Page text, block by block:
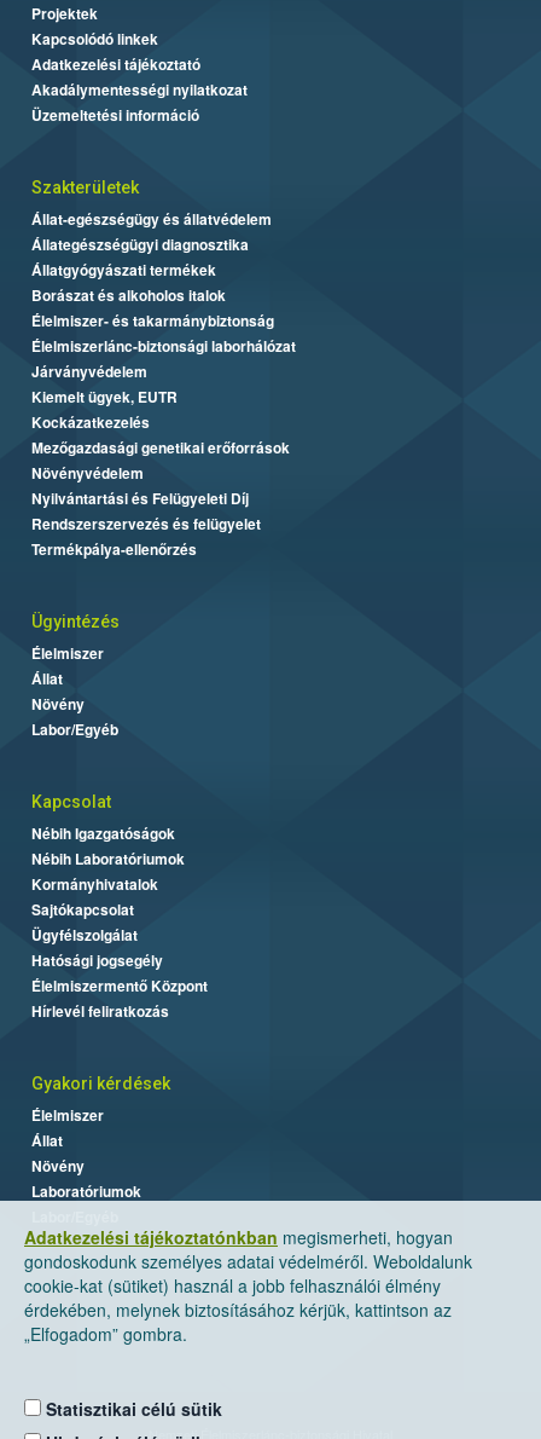
Adatkezelési tájékoztatónkban megismerheti, hogyan
gondoskodunk személyes adatai védelméről. Weboldalunk
cookie-kat (sütiket) használ a jobb felhasználói élmény
érdekében, melynek biztosításához kérjük, kattintson az
„Elfogadom” gombra.
Statisztikai célú sütik
Projektek
Kapcsolódó linkek
Adatkezelési tájékoztató
Akadálymentességi nyilatkozat
Üzemeltetési információ
Szakterületek
Állat-egészségügy és állatvédelem
Állategészségügyi diagnosztika
Állatgyógyászati termékek
Borászat és alkoholos italok
Élelmiszer- és takarmánybiztonság
Élelmiszerlánc-biztonsági laborhálózat
Járványvédelem
Kiemelt ügyek, EUTR
Kockázatkezelés
Mezőgazdasági genetikai erőforrások
Növényvédelem
Nyilvántartási és Felügyeleti Díj
Rendszerszervezés és felügyelet
Termékpálya-ellenőrzés
Ügyintézés
Élelmiszer
Állat
Növény
Labor/Egyéb
Kapcsolat
Nébih Igazgatóságok
Nébih Laboratóriumok
Kormányhivatalok
Sajtókapcsolat
Ügyfélszolgálat
Hatósági jogsegély
Élelmiszermentő Központ
Hírlevél feliratkozás
Gyakori kérdések
Élelmiszer
Állat
Növény
Laboratóriumok
Nemzeti Élelmiszerlánc-biztonsági Hivatal